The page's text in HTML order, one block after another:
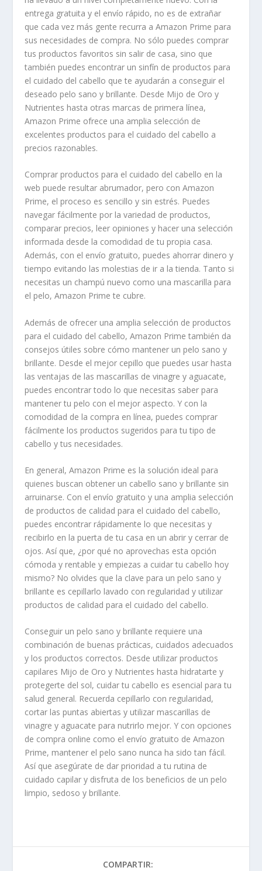
entrega gratuita y el envío rápido, no es de extrañar
que cada vez más gente recurra a Amazon Prime para
sus necesidades de compra. No sólo puedes comprar
tus productos favoritos sin salir de casa, sino que
también puedes encontrar un sinfín de productos para
el cuidado del cabello que te ayudarán a conseguir el
deseado pelo sano y brillante. Desde Mijo de Oro y
Nutrientes hasta otras marcas de primera línea,
Amazon Prime ofrece una amplia selección de
excelentes productos para el cuidado del cabello a
precios razonables.
Comprar productos para el cuidado del cabello en la
web puede resultar abrumador, pero con Amazon
Prime, el proceso es sencillo y sin estrés. Puedes
navegar fácilmente por la variedad de productos,
comparar precios, leer opiniones y hacer una selección
informada desde la comodidad de tu propia casa.
Además, con el envío gratuito, puedes ahorrar dinero y
tiempo evitando las molestias de ir a la tienda. Tanto si
necesitas un champú nuevo como una mascarilla para
el pelo, Amazon Prime te cubre.
Además de ofrecer una amplia selección de productos
para el cuidado del cabello, Amazon Prime también da
consejos útiles sobre cómo mantener un pelo sano y
brillante. Desde el mejor cepillo que puedes usar hasta
las ventajas de las mascarillas de vinagre y aguacate,
puedes encontrar todo lo que necesitas saber para
mantener tu pelo con el mejor aspecto. Y con la
comodidad de la compra en línea, puedes comprar
fácilmente los productos sugeridos para tu tipo de
cabello y tus necesidades.
En general, Amazon Prime es la solución ideal para
quienes buscan obtener un cabello sano y brillante sin
arruinarse. Con el envío gratuito y una amplia selección
de productos de calidad para el cuidado del cabello,
puedes encontrar rápidamente lo que necesitas y
recibirlo en la puerta de tu casa en un abrir y cerrar de
ojos. Así que, ¿por qué no aprovechas esta opción
cómoda y rentable y empiezas a cuidar tu cabello hoy
mismo? No olvides que la clave para un pelo sano y
brillante es cepillarlo lavado con regularidad y utilizar
productos de calidad para el cuidado del cabello.
Conseguir un pelo sano y brillante requiere una
combinación de buenas prácticas, cuidados adecuados
y los productos correctos. Desde utilizar productos
capilares Mijo de Oro y Nutrientes hasta hidratarte y
protegerte del sol, cuidar tu cabello es esencial para tu
salud general. Recuerda cepillarlo con regularidad,
cortar las puntas abiertas y utilizar mascarillas de
vinagre y aguacate para nutrirlo mejor. Y con opciones
de compra online como el envío gratuito de Amazon
Prime, mantener el pelo sano nunca ha sido tan fácil.
Así que asegúrate de dar prioridad a tu rutina de
cuidado capilar y disfruta de los beneficios de un pelo
limpio, sedoso y brillante.
COMPARTIR: